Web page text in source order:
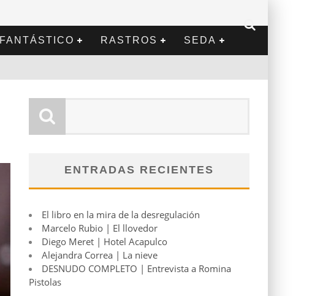
FANTÁSTICO RASTROS SEDA
ENTRADAS RECIENTES
El libro en la mira de la desregulación
Marcelo Rubio | El llovedor
Diego Meret | Hotel Acapulco
Alejandra Correa | La nieve
DESNUDO COMPLETO | Entrevista a Romina
Pistolas